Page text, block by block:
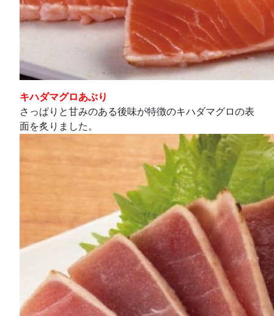
キハダマグロあぶり
さっぱりと甘みのある後味が特徴のキハダマグロの表
面を炙りました。